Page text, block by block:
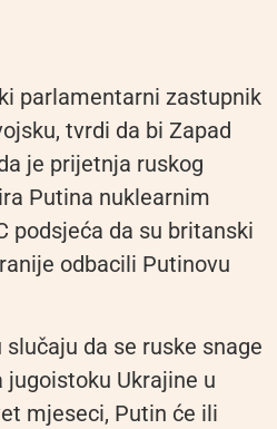
parlamentarni zastupnik
tvrdi da bi Zapad
je prijetnja ruskog
Putina nuklearnim
podsjeća da su britanski
odbacili Putinovu
slučaju da se ruske snage
jugoistoku Ukrajine u
mjeseci, Putin će ili